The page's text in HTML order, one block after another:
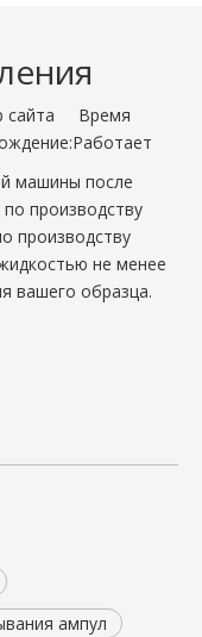
сайта Время
Работает
машины после
производству
производству
не менее
вашего образца.
ампул